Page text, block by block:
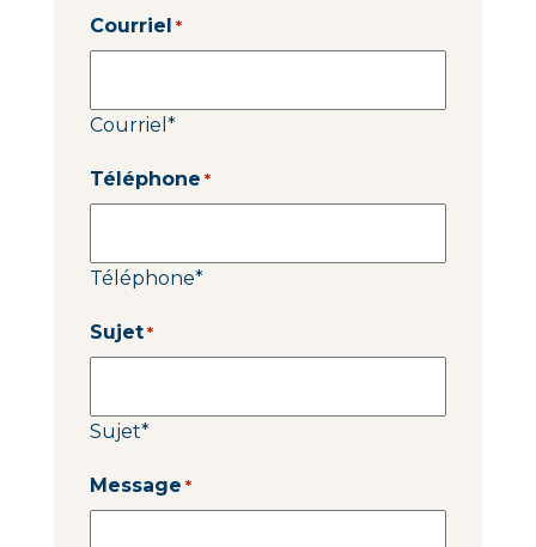
Courriel *
Courriel *
Téléphone *
Téléphone*
Sujet *
Sujet*
Message *